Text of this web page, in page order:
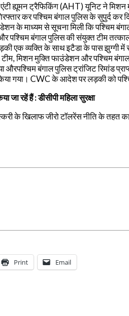
ह्यूमन ट्रैफिकिंग (AHT) यूनिट ने
कर पश्चिम बंगाल पुलिस के सुपुर्द कर
के माध्यम से सूचना मिली कि पश्चिम
बंगाल पुलिस की संयुक्त टीम तत्काल
एक व्यक्ति के साथ इटैडा के पास झुग्गी
मिशन मुक्ति फाउंडेशन और पश्चिम
औरपश्चिम बंगाल पुलिस ट्रांजिट रिमांड
गया। CWC के आदेश पर लड़की को
जा रहें हैं : डीसीपी महिला सुरक्षा
के खिलाफ जीरो टॉलरेंस नीति के तहत
Print Email